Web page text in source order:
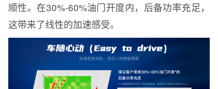
顺性。在30%-60%油门开度内，后备功率充足，
这带来了线性的加速感受。